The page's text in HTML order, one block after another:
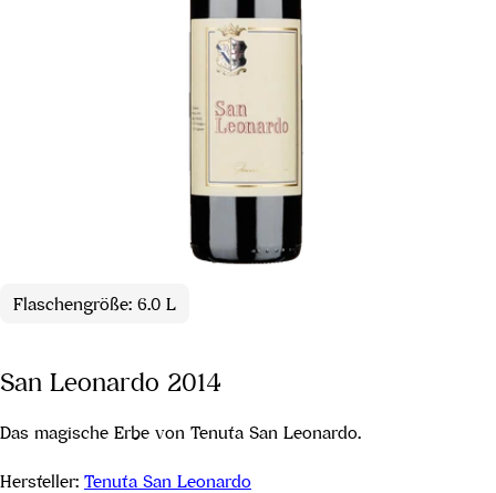
Flaschengröße: 6.0 L
San Leonardo 2014
Das magische Erbe von Tenuta San Leonardo.
Hersteller: Tenuta San Leonardo